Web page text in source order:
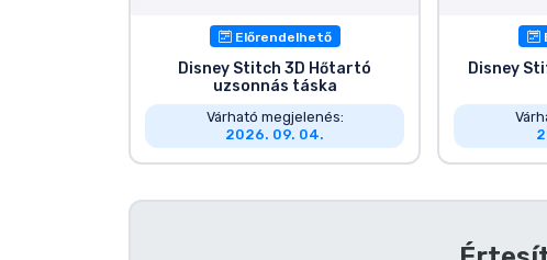
Előrendelhető
Disney Stitch 3D Hőtartó
uzsonnás táska
Várható megjelenés:
2026. 09. 04.
Disney